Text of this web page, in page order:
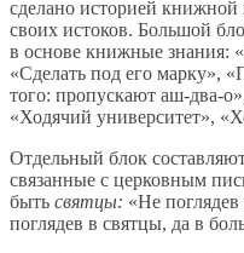
сделано историей книжной
своих истоков. Большой
в основе книжные знания:
«Сделать под его марку»,
того: пропускают
«Ходячий университет»,
Отдельный блок
связанные с церковным
быть святцы: «Не
поглядев в святцы, да в